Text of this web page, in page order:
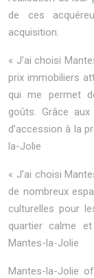
de ces
acquisition.
« J’ai choisi
prix immobiliers
qui me permet
goûts. Grâce
d’accession à la
la-Jolie
« J’ai choisi
de nombreux
culturelles pour
quartier calme
Mantes-la-Jolie
Mantes-la-Jolie